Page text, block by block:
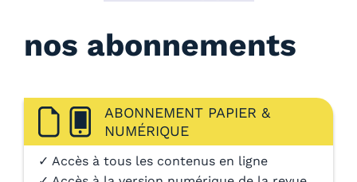
nos abonnements
ABONNEMENT PAPIER &
NUMÉRIQUE
✓ Accès à tous les contenus en ligne